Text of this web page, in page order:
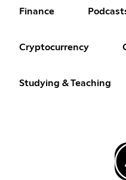
Finance
Cryptocurrency
Studying & Teaching